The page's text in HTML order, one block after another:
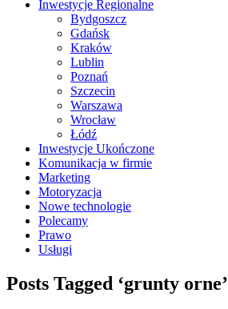
Inwestycje Regionalne
Bydgoszcz
Gdańsk
Kraków
Lublin
Poznań
Szczecin
Warszawa
Wrocław
Łódź
Inwestycje Ukończone
Komunikacja w firmie
Marketing
Motoryzacja
Nowe technologie
Polecamy
Prawo
Usługi
Posts Tagged ‘grunty orne’